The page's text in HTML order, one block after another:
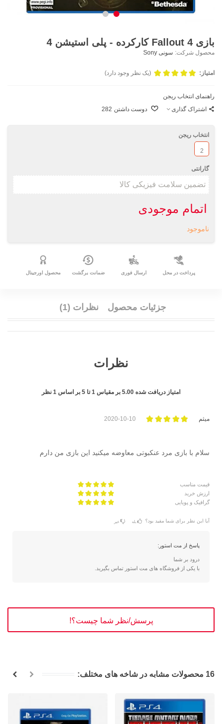
بازی Fallout 4 کارکرده - پلی استیشن 4
محصول شرکت: سونی Sony
امتیاز: (یک نظر وجود دارد)
راهنمای انتخاب ریجن
اشتراک گذاری
دوست داشتن 282
انتخاب ریجن
2
گارانتی
اتمام موجودی
ناموجود
پرداخت در محل ارسال فوری ضمانت برگشت محصول اورجینال
جزئیات محصول نظرات (1)
نظرات
امتیاز دریافت شده 5.00 بر مقیاس 1تا 5 بر اساس 1 نظر
میثم 2020-10-10
سلام با بازی مرد عنکبوتی معاوضه میکنید این بازی من دارم
قیمت مناسب
ارزش خرید
گرافیک و پویایی
آیا این نظر برای شما مفید بود؟ بله خیر
پاسخ از مت استور:
درود بر شما
با یکی از فروشگاه های مت استور تماس بگیرید.
پرسش/نظر شما چیست؟!
16 محصولات مشابه در شاخه های مختلف: